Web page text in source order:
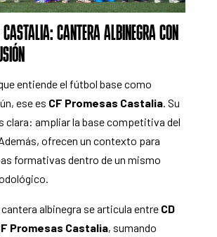
CANTERA ALBINEGRA CON
entiende el fútbol base como
ese es CF Promesas Castalia. Su
clara: ampliar la base competitiva del
ofrecen un contexto para
formativas dentro de un mismo
cantera albinegra se articula entre CD
Promesas Castalia, sumando